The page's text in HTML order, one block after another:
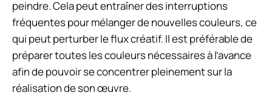
peindre. Cela peut entraîner des interruptions
fréquentes pour mélanger de nouvelles couleurs, ce
qui peut perturber le flux créatif. Il est préférable de
préparer toutes les couleurs nécessaires à l’avance
afin de pouvoir se concentrer pleinement sur la
réalisation de son œuvre.